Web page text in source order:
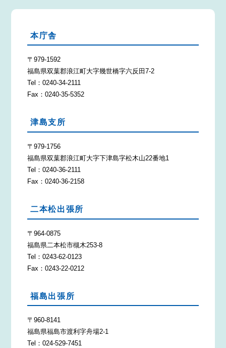
本庁舎
〒979-1592
福島県双葉郡浪江町大字幾世橋字六反田7-2
Tel：0240-34-2111
Fax：0240-35-5352
津島支所
〒979-1756
福島県双葉郡浪江町大字下津島字松木山22番地1
Tel：0240-36-2111
Fax：0240-36-2158
二本松出張所
〒964-0875
福島県二本松市槻木253-8
Tel：0243-62-0123
Fax：0243-22-0212
福島出張所
〒960-8141
福島県福島市渡利字舟場2-1
Tel：024-529-7451